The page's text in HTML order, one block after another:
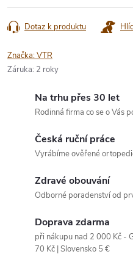
Dotaz k produktu
Značka:VTR
Záruka: 2 roky
Na trhu přes 30 let
Rodinná firma co se o Vás
Česká ruční práce
Vyrábíme ověřené
Zdravé obouvání
Odborné poradenství od
Doprava zdarma
při nákupu nad 2 000 Kč -
70 Kč | Slovensko 5 €